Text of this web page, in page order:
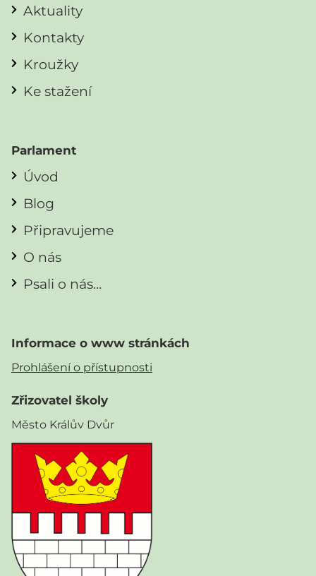
Aktuality
Kontakty
Kroužky
Ke stažení
Parlament
Úvod
Blog
Připravujeme
O nás
Psali o nás…
Informace o www stránkách
Prohlášení o přístupnosti
Zřizovatel školy
Město Králův Dvůr